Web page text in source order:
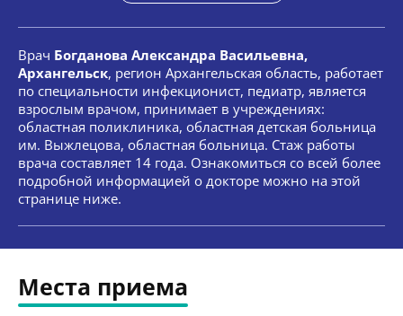
Врач Богданова Александра Васильевна,
Архангельск, регион Архангельская область, работает
по специальности инфекционист, педиатр, является
взрослым врачом, принимает в учреждениях:
областная поликлиника, областная детская больница
им. Выжлецова, областная больница. Стаж работы
врача составляет 14 года. Ознакомиться со всей более
подробной информацией о докторе можно на этой
странице ниже.
Места приема